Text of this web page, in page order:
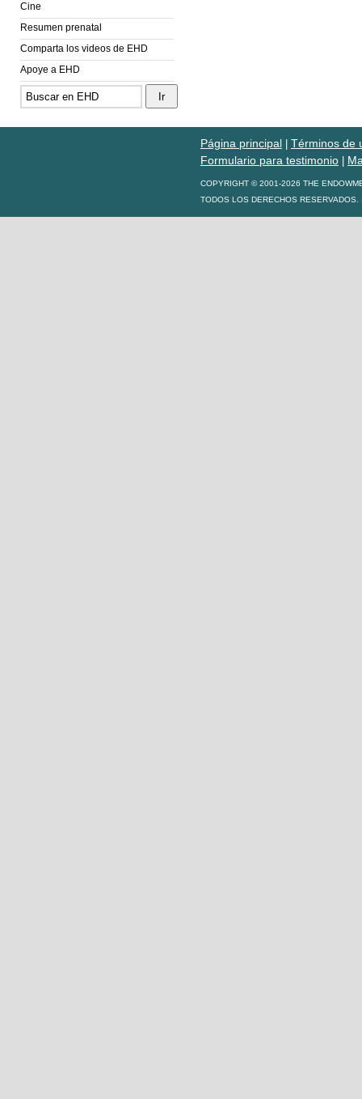
Cine
Resumen prenatal
Comparta los videos de EHD
Apoye a EHD
Página principal
Términos de
Formulario para testimonio
COPYRIGHT © 2001-2026 THE
TODOS LOS DERECHOS